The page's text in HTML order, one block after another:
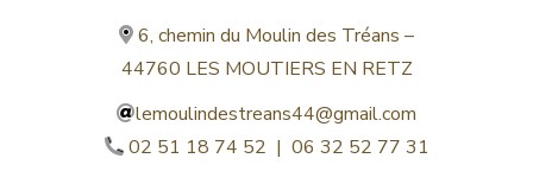
6, chemin du Moulin des Tréans –
44760 LES MOUTIERS EN RETZ
lemoulindestreans44@gmail.com
02 51 18 74 52 | 06 32 52 77 31